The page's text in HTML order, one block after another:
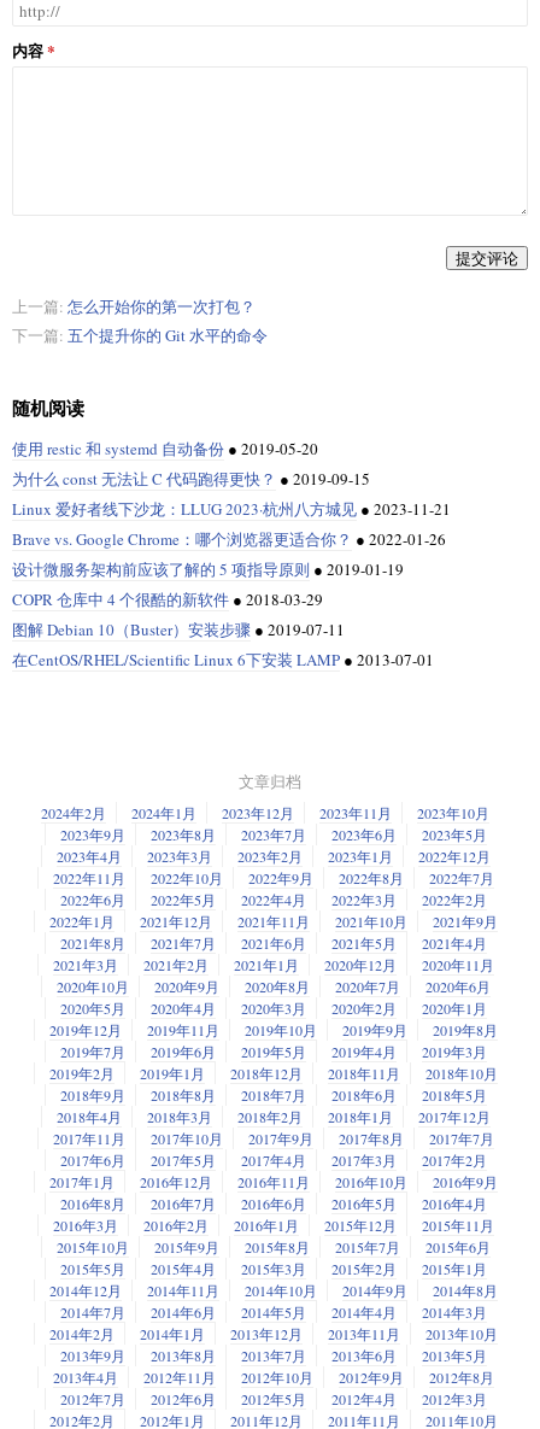
内容
提交评论
上一篇: 怎么开始你的第一次打包？
下一篇: 五个提升你的 Git 水平的命令
随机阅读
使用 restic 和 systemd 自动备份 ● 2019-05-20
为什么 const 无法让 C 代码跑得更快？ ● 2019-09-15
Linux 爱好者线下沙龙：LLUG 2023·杭州八方城见 ● 2023-11-21
Brave vs. Google Chrome：哪个浏览器更适合你？ ● 2022-01-26
设计微服务架构前应该了解的 5 项指导原则 ● 2019-01-19
COPR 仓库中 4 个很酷的新软件 ● 2018-03-29
图解 Debian 10（Buster）安装步骤 ● 2019-07-11
在CentOS/RHEL/Scientific Linux 6下安装 LAMP ● 2013-07-01
文章归档
2024年2月 2024年1月 2023年12月 2023年11月
2023年10月
2023年9月
2023年8月 2023年7月 2023年6月
2023年5月
2023年4月
2023年3月 2023年2月 2023年1月
2022年12月
2022年11月
2022年10月 2022年9月 2022年8月
2022年7月
2022年6月
2022年5月 2022年4月 2022年3月
2022年2月
2022年1月
2021年12月 2021年11月 2021年10月
2021年9月
2021年8月
2021年7月 2021年6月 2021年5月
2021年4月
2021年3月
2021年2月 2021年1月 2020年12月
2020年11月
2020年10月
2020年9月 2020年8月 2020年7月
2020年6月
2020年5月
2020年4月 2020年3月 2020年2月
2020年1月
2019年12月
2019年11月 2019年10月 2019年9月
2019年8月
2019年7月
2019年6月 2019年5月 2019年4月
2019年3月
2019年2月
2019年1月 2018年12月 2018年11月
2018年10月
2018年9月
2018年8月 2018年7月 2018年6月
2018年5月
2018年4月
2018年3月 2018年2月 2018年1月
2017年12月
2017年11月
2017年10月 2017年9月 2017年8月
2017年7月
2017年6月
2017年5月 2017年4月 2017年3月
2017年2月
2017年1月
2016年12月 2016年11月 2016年10月
2016年9月
2016年8月
2016年7月 2016年6月 2016年5月
2016年4月
2016年3月
2016年2月 2016年1月 2015年12月
2015年11月
2015年10月
2015年9月 2015年8月 2015年7月
2015年6月
2015年5月
2015年4月 2015年3月 2015年2月
2015年1月
2014年12月
2014年11月 2014年10月 2014年9月
2014年8月
2014年7月
2014年6月 2014年5月 2014年4月
2014年3月
2014年2月
2014年1月 2013年12月 2013年11月
2013年10月
2013年9月
2013年8月 2013年7月 2013年6月
2013年5月
2013年4月
2012年11月 2012年10月 2012年9月
2012年8月
2012年7月
2012年6月 2012年5月 2012年4月
2012年3月
2012年2月
2012年1月 2011年12月 2011年11月 2011年10月